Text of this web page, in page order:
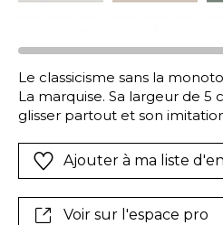
Le classicisme sans la
La marquise. Sa largeur de 5
glisser partout et son
fonctionne en mode cimaise
couleurs sur un mur, ou pour
Ajouter à ma liste
Voir sur l'espace pro